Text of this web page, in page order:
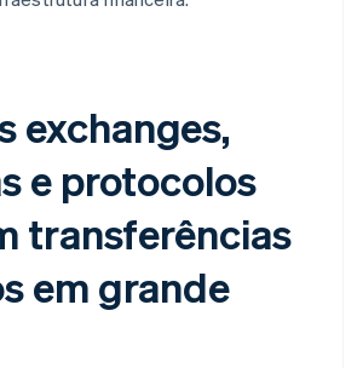
exchanges,
e protocolos
transferências
em grande